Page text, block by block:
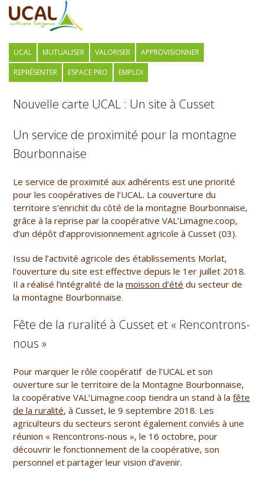
UCAL MUTUALISER VALORISER
APPROVISIONNER
REPRÉSENTER
ESPACE PRO EMPLOI
Nouvelle carte UCAL : Un site à Cusset
Un service de proximité pour la montagne
Bourbonnaise
Le service de proximité aux adhérents est une priorité
pour les coopératives de l’UCAL. La couverture du
territoire s’enrichit du côté de la montagne Bourbonnaise,
grâce à la reprise par la coopérative VAL’Limagne.coop,
d’un dépôt d’approvisionnement agricole à Cusset (03).
Issu de l’activité agricole des établissements Morlat,
l’ouverture du site est effective depuis le 1er juillet 2018.
Il a réalisé l’intégralité de lamoisson d’été du secteur de
la montagne Bourbonnaise.
Fête de la ruralité à Cusset et « Rencontrons-
nous »
Pour marquer le rôle coopératif de l’UCAL et son
ouverture sur le territoire de la Montagne Bourbonnaise,
la coopérative VAL’Limagne.coop tiendra un stand à lafête
de la ruralité, à Cusset, le 9 septembre 2018. Les
agriculteurs du secteurs seront également conviés à une
réunion « Rencontrons-nous », le 16 octobre, pour
découvrir le fonctionnement de la coopérative, son
personnel et partager leur vision d’avenir.